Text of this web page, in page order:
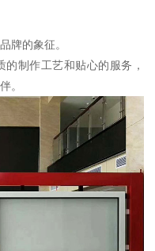
牌的象征。
制作工艺和贴心的服务，
。